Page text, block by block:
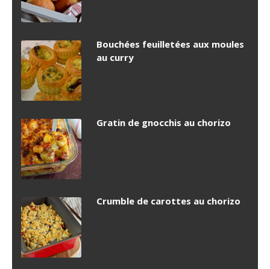
Bouchées feuilletées aux moules
au curry
Gratin de gnocchis au chorizo
Crumble de carottes au chorizo